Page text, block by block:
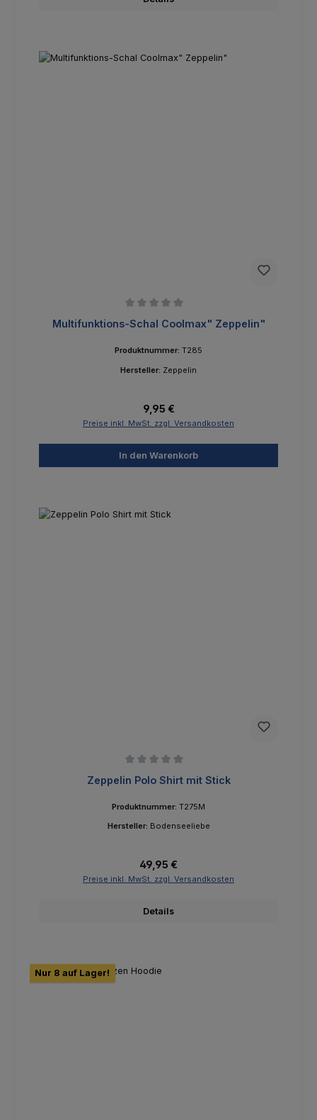
Durchschnittliche Bewertung von 0 von 5 Sternen
Multifunktions-Schal Coolmax" Zeppelin"
Produktnummer: T285
Hersteller: Zeppelin
Regulärer Preis:
9,95 €
Preise inkl. MwSt. zzgl. Versandkosten
In den Warenkorb
Durchschnittliche Bewertung von 0 von 5 Sternen
Zeppelin Polo Shirt mit Stick
Produktnummer: T275M
Hersteller: Bodenseeliebe
Regulärer Preis:
49,95 €
Preise inkl. MwSt. zzgl. Versandkosten
Details
Nur 8 auf Lager!